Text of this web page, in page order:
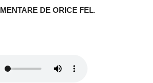
DE ORICE FEL.